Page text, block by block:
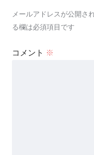
メールアドレスが公開さ
る欄は必須項目です
コメント ※